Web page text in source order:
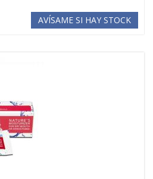
AVÍSAME SI HAY STOCK